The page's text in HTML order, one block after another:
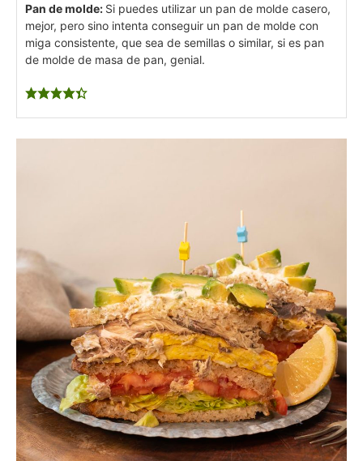
Pan de molde: Si puedes utilizar un pan de molde casero,
mejor, pero sino intenta conseguir un pan de molde con
miga consistente, que sea de semillas o similar, si es pan
de molde de masa de pan, genial.